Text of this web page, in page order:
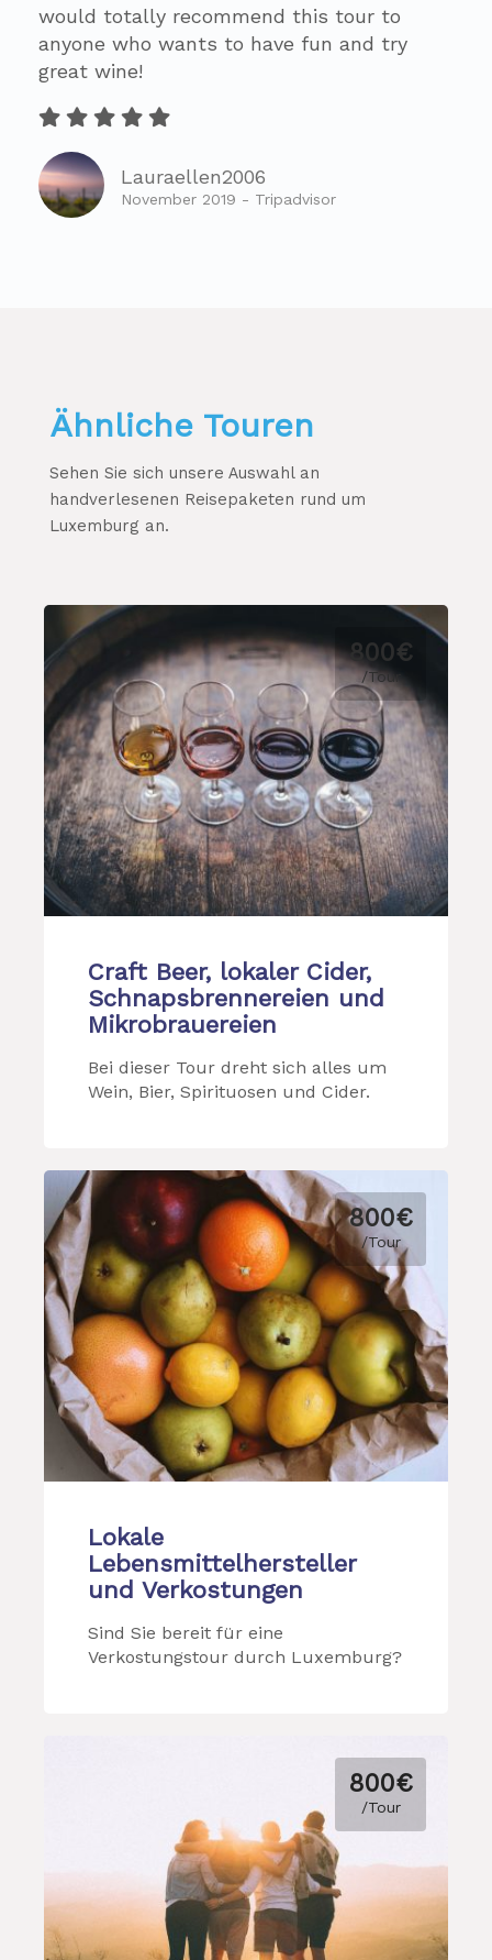
would totally recommend this tour to
anyone who wants to have fun and try
great wine!
Lauraellen2006
November 2019 - Tripadvisor
Ähnliche Touren
Sehen Sie sich unsere Auswahl an
handverlesenen Reisepaketen rund um
Luxemburg an.
800€
/Tour
Craft Beer, lokaler Cider,
Schnapsbrennereien und
Mikrobrauereien
Bei dieser Tour dreht sich alles um
Wein, Bier, Spirituosen und Cider.
800€
/Tour
Lokale
Lebensmittelhersteller
und Verkostungen
Sind Sie bereit für eine
Verkostungstour durch Luxemburg?
800€
/Tour